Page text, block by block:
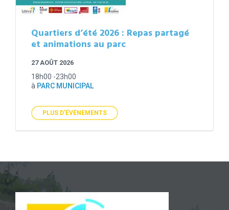
Quartiers d’été 2026 : Repas partagé
et animations au parc
27 AOÛT 2026
18h00 -23h00
à PARC MUNICIPAL
PLUS D'ÉVÉNEMENTS